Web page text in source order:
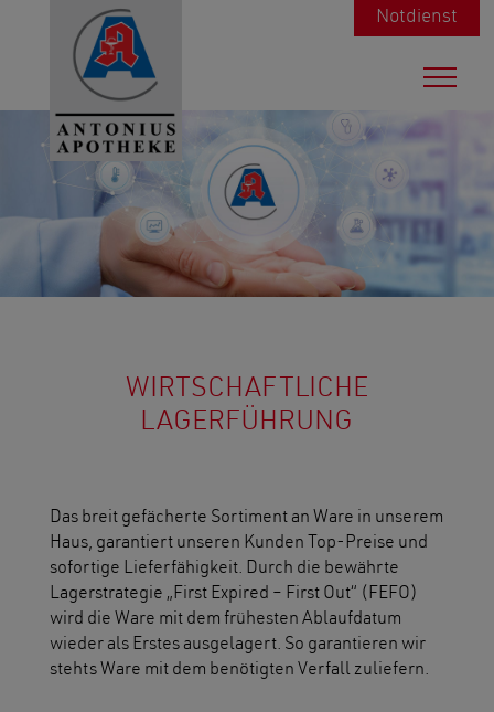
Notdienst
WIRTSCHAFTLICHE
LAGERFÜHRUNG
Das breit gefächerte Sortiment an Ware in unserem
Haus, garantiert unseren Kunden Top-Preise und
sofortige Lieferfähigkeit. Durch die bewährte
Lagerstrategie „First Expired – First Out“ (FEFO)
wird die Ware mit dem frühesten Ablaufdatum
wieder als Erstes ausgelagert. So garantieren wir
stehts Ware mit dem benötigten Verfall zuliefern.